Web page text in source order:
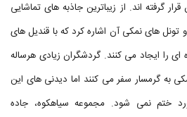
گرفته اند. از زیباترین جاذبه های تماشایی
های نمکی آن اشاره کرد که با قندیل های
ای را ایجاد می کنند. گردشگران زیادی هرساله
به گرمسار سفر می کنند اما دیدنی های این
ختم نمی شود. مجموعه سیاهکوه، جاده